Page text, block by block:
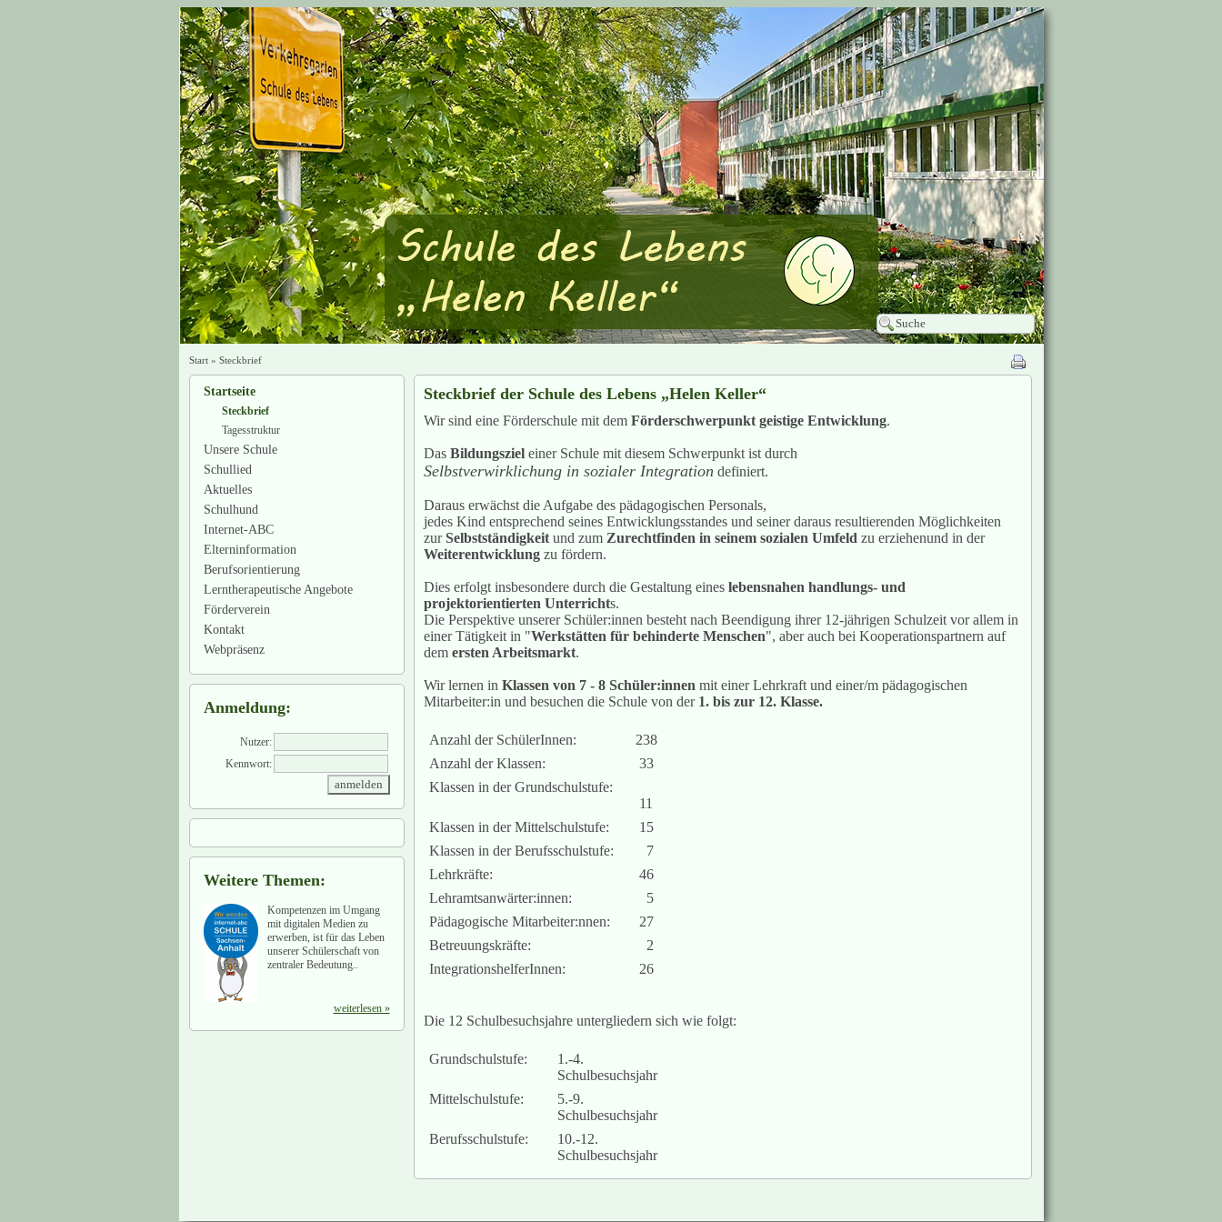
Start» Steckbrief
Startseite
Steckbrief
Tagesstruktur
Unsere Schule
Schullied
Aktuelles
Schulhund
Internet-ABC
Elterninformation
Berufsorientierung
Lerntherapeutische Angebote
Förderverein
Kontakt
Webpräsenz
Anmeldung:
Nutzer:
Kennwort:
Weitere Themen:
Kompetenzen im Umgang
mit digitalen Medien zu
erwerben, ist für das Leben
unserer Schülerschaft von
zentraler Bedeutung..
weiterlesen »
Steckbrief der Schule des Lebens „Helen Keller“
Wir sind eine Förderschule mit dem Förderschwerpunkt geistige Entwicklung.
Das Bildungszieleiner Schule mit diesem Schwerpunkt ist durch
Selbstverwirklichung in sozialer Integration definiert.
Daraus erwächst die Aufgabe des pädagogischen Personals,
jedes Kind entsprechend seines Entwicklungsstandes und seiner daraus resultierenden Möglichkeiten
zurSelbstständigkeitund zum Zurechtfinden in seinem sozialen Umfeld zu erziehenund in der
Weiterentwicklungzu fördern.
Dies erfolgt insbesondere durch die Gestaltung eines lebensnahen handlungs- und
projektorientierten Unterrichts.
Die Perspektive unserer Schüler:innen besteht nach Beendigung ihrer 12-jährigen Schulzeit vor allem in
einer Tätigkeit in "Werkstätten für behinderte Menschen", aber auch bei Kooperationspartnern auf
dem ersten Arbeitsmarkt.
Wir lernen in Klassen von 7 - 8 Schüler:innen mit einer Lehrkraft und einer/m pädagogischen
Mitarbeiter:in und besuchen die Schule von der 1. bis zur 12. Klasse.
Anzahl der SchülerInnen:
238
Anzahl der Klassen:
33
Klassen in der Grundschulstufe:
11
Klassen in der Mittelschulstufe:
15
Klassen in der Berufsschulstufe:
7
Lehrkräfte:
46
Lehramtsanwärter:innen:
5
Pädagogische Mitarbeiter:nnen:
27
Betreuungskräfte:
2
IntegrationshelferInnen:
26
Die 12 Schulbesuchsjahre untergliedern sich wie folgt:
Grundschulstufe:
1.-4.
Schulbesuchsjahr
Mittelschulstufe:
5.-9.
Schulbesuchsjahr
Berufsschulstufe:
10.-12.
Schulbesuchsjahr